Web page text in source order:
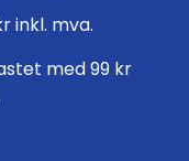
inkl. mva.
med 99 kr